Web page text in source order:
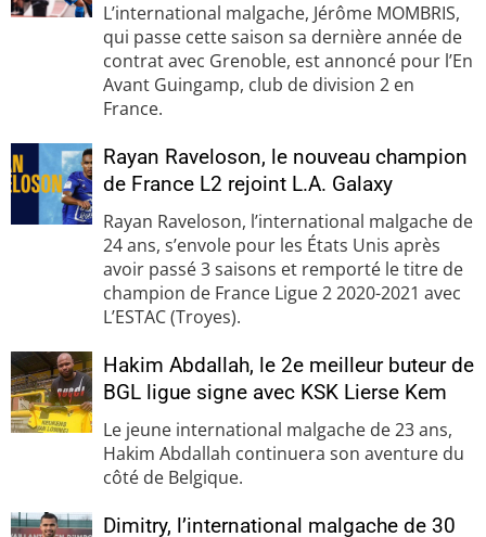
L’international malgache, Jérôme MOMBRIS,
qui passe cette saison sa dernière année de
contrat avec Grenoble, est annoncé pour l’En
Avant Guingamp, club de division 2 en
France.
Rayan Raveloson, le nouveau champion
de France L2 rejoint L.A. Galaxy
Rayan Raveloson, l’international malgache de
24 ans, s’envole pour les États Unis après
avoir passé 3 saisons et remporté le titre de
champion de France Ligue 2 2020-2021 avec
L’ESTAC (Troyes).
Hakim Abdallah, le 2e meilleur buteur de
BGL ligue signe avec KSK Lierse Kem
Le jeune international malgache de 23 ans,
Hakim Abdallah continuera son aventure du
côté de Belgique.
Dimitry, l’international malgache de 30